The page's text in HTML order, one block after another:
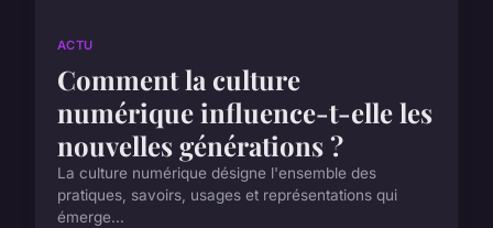
ACTU
Comment la culture
numérique influence-t-elle les
nouvelles générations ?
La culture numérique désigne l'ensemble des
pratiques, savoirs, usages et représentations qui
émerge...